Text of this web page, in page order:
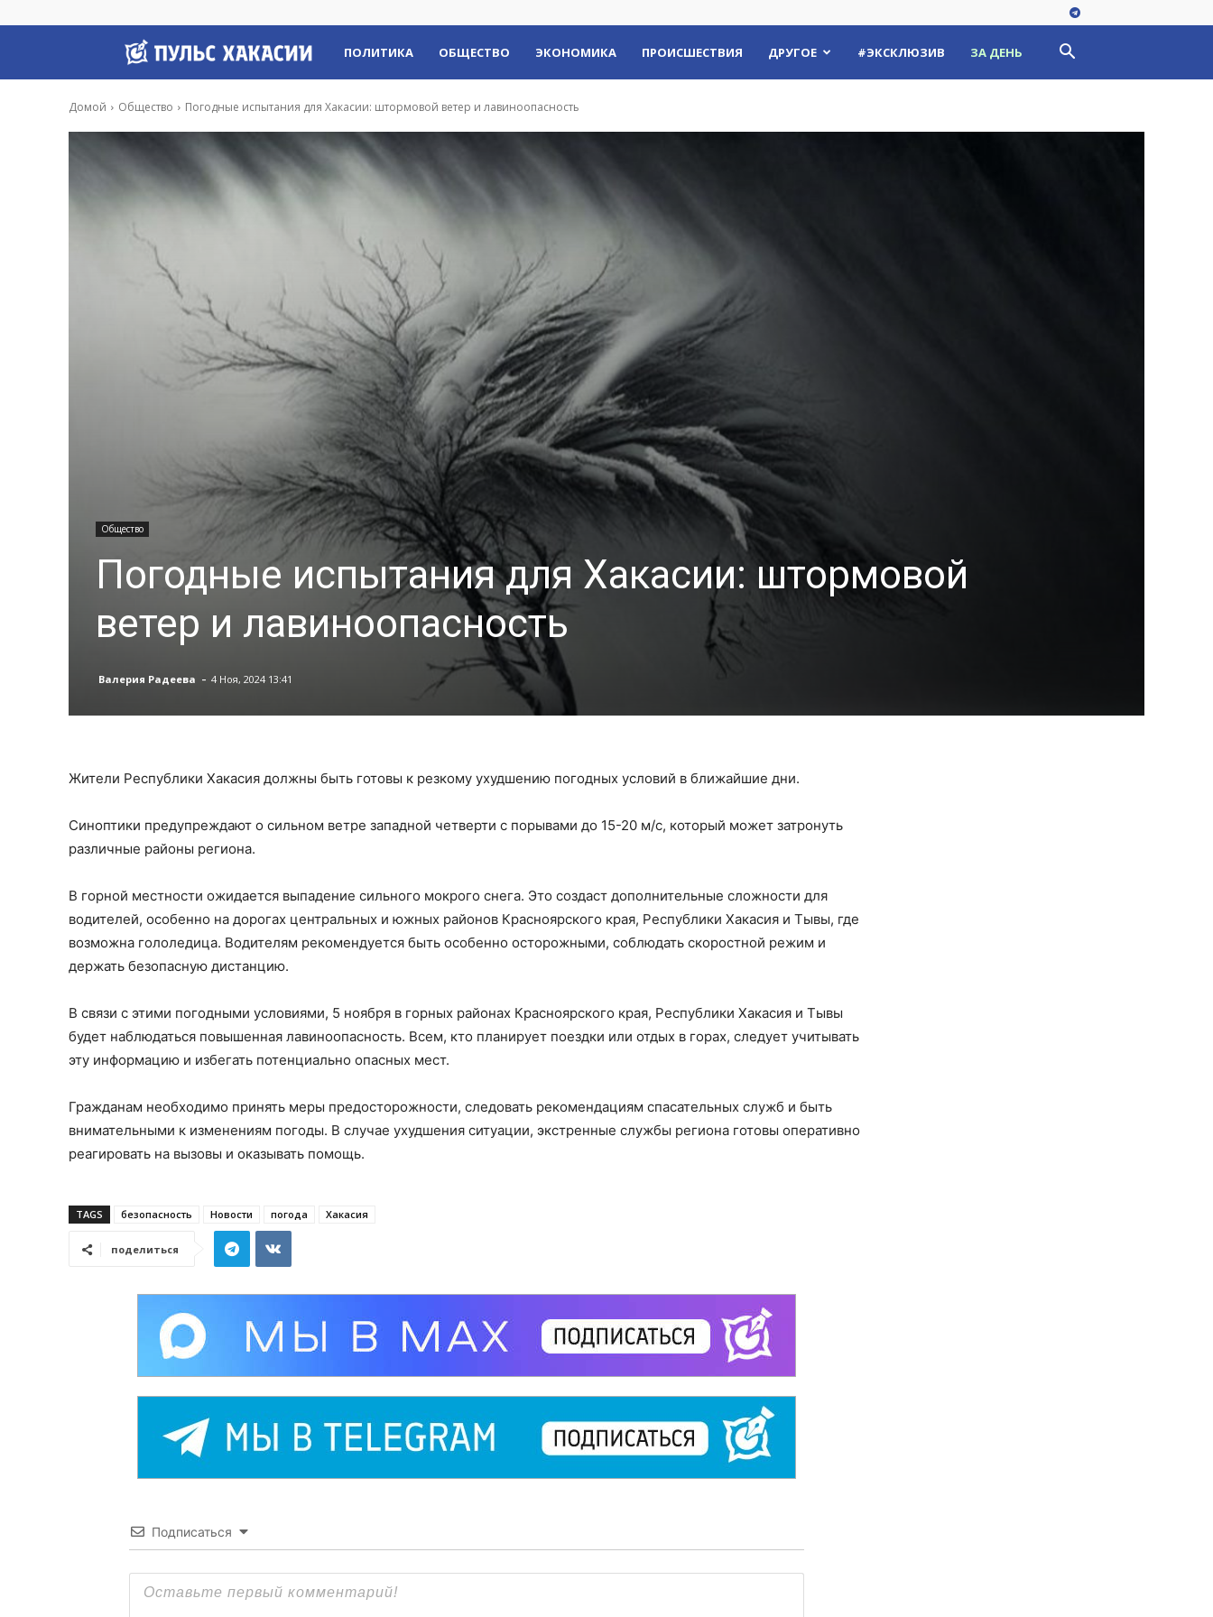
Пульс
Хакасии
ПОЛИТИКА ОБЩЕСТВО ЭКОНОМИКА ПРОИСШЕСТВИЯ ДРУГОЕ #ЭКСКЛЮЗИВ ЗА ДЕНЬ
Домой Общество Погодные испытания для Хакасии: штормовой ветер и лавиноопасность
Общество
Погодные испытания для Хакасии: штормовой
ветер и лавиноопасность
Валерия Радеева - 4 Ноя, 2024 13:41
Жители Республики Хакасия должны быть готовы к резкому ухудшению погодных условий в ближайшие дни.
Синоптики предупреждают о сильном ветре западной четверти с порывами до 15-20 м/с, который может затронуть
различные районы региона.
В горной местности ожидается выпадение сильного мокрого снега. Это создаст дополнительные сложности для
водителей, особенно на дорогах центральных и южных районов Красноярского края, Республики Хакасия и Тывы, где
возможна гололедица. Водителям рекомендуется быть особенно осторожными, соблюдать скоростной режим и
держать безопасную дистанцию.
В связи с этими погодными условиями, 5 ноября в горных районах Красноярского края, Республики Хакасия и Тывы
будет наблюдаться повышенная лавиноопасность. Всем, кто планирует поездки или отдых в горах, следует учитывать
эту информацию и избегать потенциально опасных мест.
Гражданам необходимо принять меры предосторожности, следовать рекомендациям спасательных служб и быть
внимательными к изменениям погоды. В случае ухудшения ситуации, экстренные службы региона готовы оперативно
реагировать на вызовы и оказывать помощь.
TAGS безопасность Новости погода Хакасия
поделиться
Подписаться